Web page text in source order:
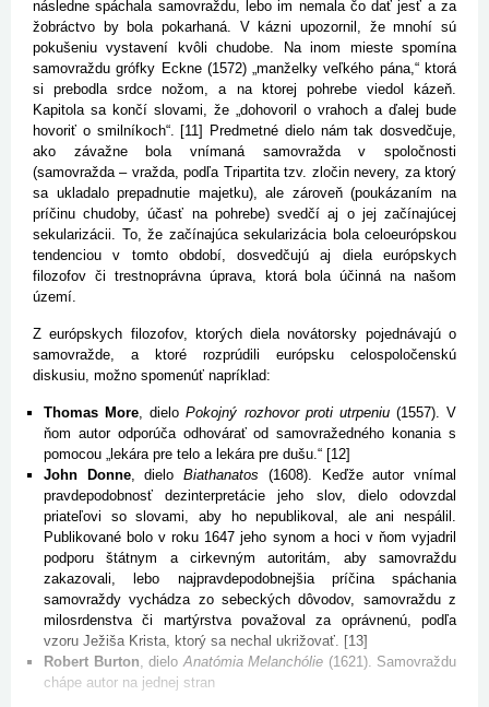
následne spáchala samovraždu, lebo im nemala čo dať jesť a za
žobráctvo by bola pokarhaná. V kázni upozornil, že mnohí sú
pokušeniu vystavení kvôli chudobe. Na inom mieste spomína
samovraždu grófky Eckne (1572) „manželky veľkého pána,“ ktorá
si prebodla srdce nožom, a na ktorej pohrebe viedol kázeň.
Kapitola sa končí slovami, že „dohovoril o vrahoch a ďalej bude
hovoriť o smilníkoch“. [11] Predmetné dielo nám tak dosvedčuje,
ako závažne bola vnímaná samovražda v spoločnosti
(samovražda – vražda, podľa Tripartita tzv. zločin nevery, za ktorý
sa ukladalo prepadnutie majetku), ale zároveň (poukázaním na
príčinu chudoby, účasť na pohrebe) svedčí aj o jej začínajúcej
sekularizácii. To, že začínajúca sekularizácia bola celoeurópskou
tendenciou v tomto období, dosvedčujú aj diela európskych
filozofov či trestnoprávna úprava, ktorá bola účinná na našom
území.
Z európskych filozofov, ktorých diela novátorsky pojednávajú o
samovražde, a ktoré rozprúdili európsku celospoločenskú
diskusiu, možno spomenúť napríklad:
Thomas More, dieloPokojný rozhovor proti utrpeniu(1557). V
ňom autor odporúča odhovárať od samovražedného konania s
pomocou „lekára pre telo a lekára pre dušu.“ [12]
John Donne, dieloBiathanatos (1608). Keďže autor vnímal
pravdepodobnosť dezinterpretácie jeho slov, dielo odovzdal
priateľovi so slovami, aby ho nepublikoval, ale ani nespálil.
Publikované bolo v roku 1647 jeho synom a hoci v ňom vyjadril
podporu štátnym a cirkevným autoritám, aby samovraždu
zakazovali, lebo najpravdepodobnejšia príčina spáchania
samovraždy vychádza zo sebeckých dôvodov, samovraždu z
milosrdenstva či martýrstva považoval za oprávnenú, podľa
vzoru Ježiša Krista, ktorý sa nechal ukrižovať. [13]
Robert Burton, dieloAnatómia Melanchólie (1621). Samovraždu
chápe autor na jednej stran